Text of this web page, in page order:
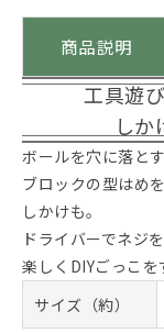
商品説明
工具遊
しか
ボールを穴に落と
ブロックの型はめ
しかけも。
ドライバーでネジ
楽しくDIYごっこを
サイズ（約）